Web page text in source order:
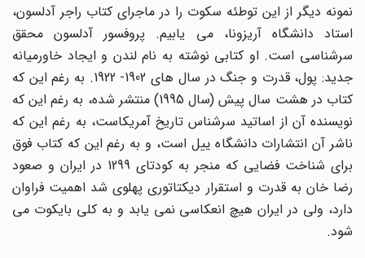
نمونه دیگر از این توطئه سکوت را در ماجرای کتاب راجر آدلسون،
استاد دانشگاه آریزونا، می یابیم. پروفسور آدلسون محقق
سرشناسی است. او کتابی نوشته به نام لندن و ایجاد خاورمیانه
جدید: پول، قدرت و جنگ در سال های 1902- 1922. به رغم این که
کتاب در هشت سال پیش (سال 1995) منتشر شده، به رغم این که
نویسنده آن از اساتید سرشناس تاریخ آمریکاست، به رغم این که
ناشر آن انتشارات دانشگاه ییل است، و به رغم این که کتاب فوق
برای شناخت فضایی که منجر به کودتای 1299 در ایران و صعود
رضا خان به قدرت و استقرار دیکتاتوری پهلوی شد اهمیت فراوان
دارد، ولی در ایران هیچ انعکاسی نمی یابد و به کلی بایکوت می
شود.